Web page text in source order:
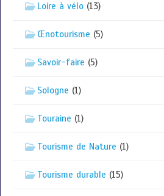
Loire à vélo (13)
Œnotourisme (5)
Savoir-faire (5)
Sologne (1)
Touraine (1)
Tourisme de Nature (1)
Tourisme durable (15)